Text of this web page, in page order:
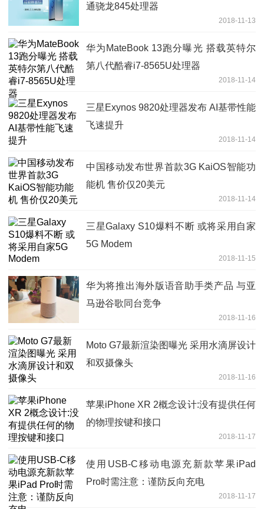
通骁龙845处理器
2018-11-13
华为MateBook 13跑分曝光 搭载英特尔
第八代酷睿i7-8565U处理器
2018-11-14
三星Exynos 9820处理器发布 AI基带性能
飞速提升
2018-11-14
中国移动发布世界首款3G KaiOS智能功
能机 售价仅20美元
2018-11-14
三星Galaxy S10爆料不断 或将采用自家
5G Modem
2018-11-15
华为将推出海外版语音助手类产品 与亚
马逊谷歌同台竞争
2018-11-16
Moto G7最新渲染图曝光 采用水滴屏设计
和双摄像头
2018-11-16
苹果iPhone XR 2概念设计:没有提供任何
的物理按键和接口
2018-11-17
使用USB-C移动电源充新款苹果iPad
Pro时需注意：谨防反向充电
2018-11-17